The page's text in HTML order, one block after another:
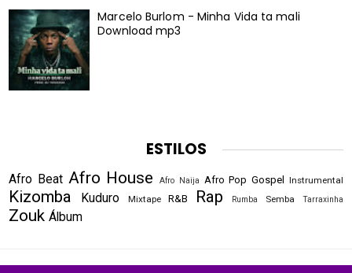
Marcelo Burlom - Minha Vida ta mali
Download mp3
ESTILOS
Afro Beat Afro House Afro Naija Afro Pop Gospel Instrumental
Kizomba Kuduro Mixtape R&B Rap Rumba Semba Tarraxinha
Zouk Álbum